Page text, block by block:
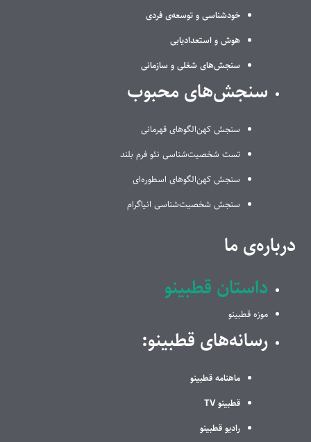
خودشناسی و توسعه‌ی فردی
هوش و استعدادیابی
سنجش‌های شغلی و سازمانی
سنجش‌های محبوب
سنجش کهن‌الگوهای قهرمانی
تست شخصیت‌شناسی نئو فرم بلند
سنجش کهن‌الگوهای اسطوره‌ای
سنجش شخصیت‌شناسی انیاگرام
درباره‌ی ما
داستان قطبینو
موزه قطبینو
رسانه‌های قطبینو:
ماهنامه قطبینو
قطبینو TV
رادیو قطبینو